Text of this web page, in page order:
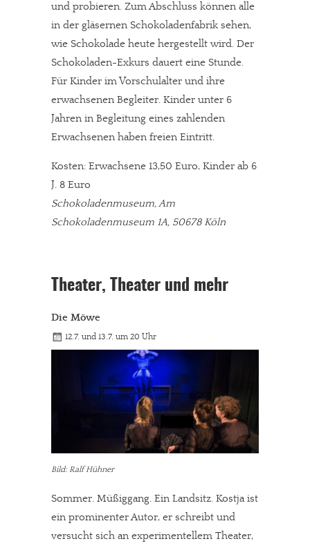
Solltest Du unsere unabhängige Berichterstattung schätzen,
kannst Du uns mit einer kleinen Spende unterstützen.
JETZT SPENDEN Schon erledigt!
und probieren. Zum Abschluss können alle
in der gläsernen Schokoladenfabrik sehen,
wie Schokolade heute hergestellt wird. Der
Schokoladen-Exkurs dauert eine Stunde.
Für Kinder im Vorschulalter und ihre
erwachsenen Begleiter. Kinder unter 6
Jahren in Begleitung eines zahlenden
Erwachsenen haben freien Eintritt.
Kosten: Erwachsene 13,50 Euro, Kinder ab 6
J. 8 Euro
Schokoladenmuseum, Am
Schokoladenmuseum 1A, 50678 Köln
Theater, Theater und mehr
Die Möwe
12.7. und 13.7. um 20 Uhr
Bild: Ralf Hühner
Sommer. Müßiggang. Ein Landsitz. Kostja ist
ein prominenter Autor, er schreibt und
versucht sich an experimentellem Theater,